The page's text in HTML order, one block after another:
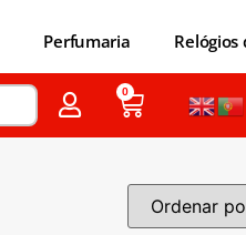
Perfumaria Relógios
0